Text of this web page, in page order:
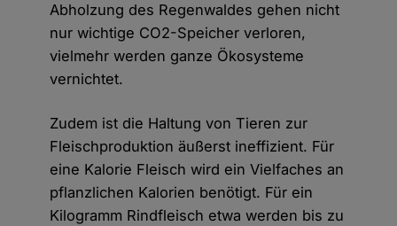
Abholzung des Regenwaldes gehen nicht
nur wichtige CO2-Speicher verloren,
vielmehr werden ganze Ökosysteme
vernichtet.
Zudem ist die Haltung von Tieren zur
Fleischproduktion äußerst ineffizient. Für
eine Kalorie Fleisch wird ein Vielfaches an
pflanzlichen Kalorien benötigt. Für ein
Kilogramm Rindfleisch etwa werden bis zu